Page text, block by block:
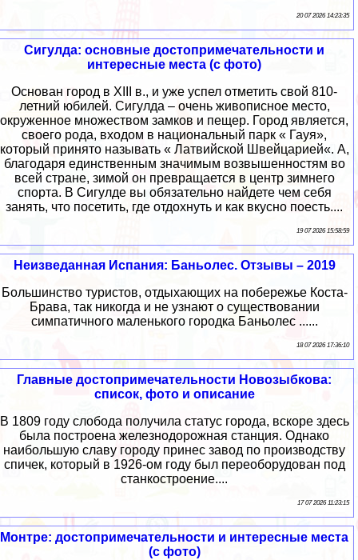
20 07 2026 14:23:35
Сигулда: основные достопримечательности и
интересные места (с фото)
Основан город в XIII в., и уже успел отметить свой 810-
летний юбилей. Сигулда – очень живописное место,
окруженное множеством замков и пещер. Город является,
своего рода, входом в национальный парк « Гауя»,
который принято называть « Латвийской Швейцарией«. А,
благодаря единственным значимым возвышенностям во
всей стране, зимой он превращается в центр зимнего
спорта. В Сигулде вы обязательно найдете чем себя
занять, что посетить, где отдохнуть и как вкусно поесть....
19 07 2026 15:58:59
Неизведанная Испания: Баньолес. Отзывы – 2019
Большинство туристов, отдыхающих на побережье Коста-
Брава, так никогда и не узнают о существовании
симпатичного маленького городка Баньолес ......
18 07 2026 17:36:10
Главные достопримечательности Новозыбкова:
список, фото и описание
В 1809 году слобода получила статус города, вскоре здесь
была построена железнодорожная станция. Однако
наибольшую славу городу принес завод по производству
спичек, который в 1926-ом году был переоборудован под
станкостроение....
17 07 2026 11:23:15
Монтре: достопримечательности и интересные места
(с фото)